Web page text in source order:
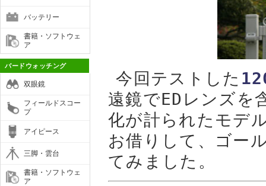
バッテリー
書籍・ソフトウェ
ア
バードウォッチング
双眼鏡
フィールドスコー
プ
アイピース
三脚・雲台
書籍・ソフトウェ
ア
今回テストした
遠鏡でEDレンズを
化が計られたモデ
お借りして、ゴー
てみました。